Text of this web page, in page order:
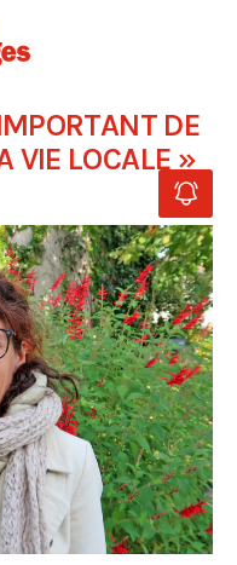
DE
VIE LOCALE »